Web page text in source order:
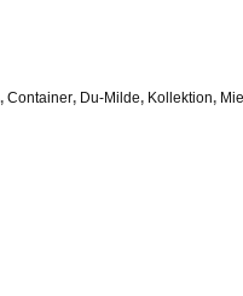
, Container, Du-Milde, Kollektion, Miel